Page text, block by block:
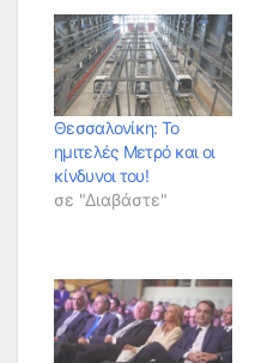
Θεσσαλονίκη: Το
ημιτελές Μετρό και οι
κίνδυνοι του!
σε "Διαβάστε"